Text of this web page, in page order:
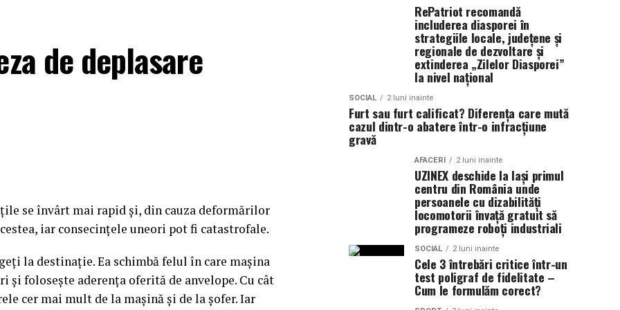
cu mai multi vanzatori si de o anumita doza de
idee despre ce exista pe piata, o plimbare
vrei sa compari detaliat, agitatia si
dedicat
care sunt prezentate
Unele sunt pregatite cu grija, altele
limbajul si modul de prezentare difera de la
de deplasare
se învârt mai rapid și, din cauza deformărilor
iar consecințele uneori pot fi catastrofale.
la destinație. Ea schimbă felul în care mașina
și folosește aderența oferită de anvelope. Cu cât
cer mai mult de la mașină și de la șofer. Iar
RePatriot recomandă
includerea diasporei în
strategiile locale, județene și
regionale de dezvoltare și
extinderea „Zilelor Diasporei”
la nivel național
SOCIAL 2 luni inainte
Furt sau furt calificat? Diferența care mută
cazul dintr-o abatere într-o infracțiune
gravă
AFACERI 2 luni inainte
UZINEX deschide la Iași primul
centru din România unde
persoanele cu dizabilități
locomotorii învață gratuit să
programeze roboți industriali
SOCIAL 2 luni inainte
Cele 3 întrebări critice într-un
test poligraf de fidelitate –
Cum le formulăm corect?